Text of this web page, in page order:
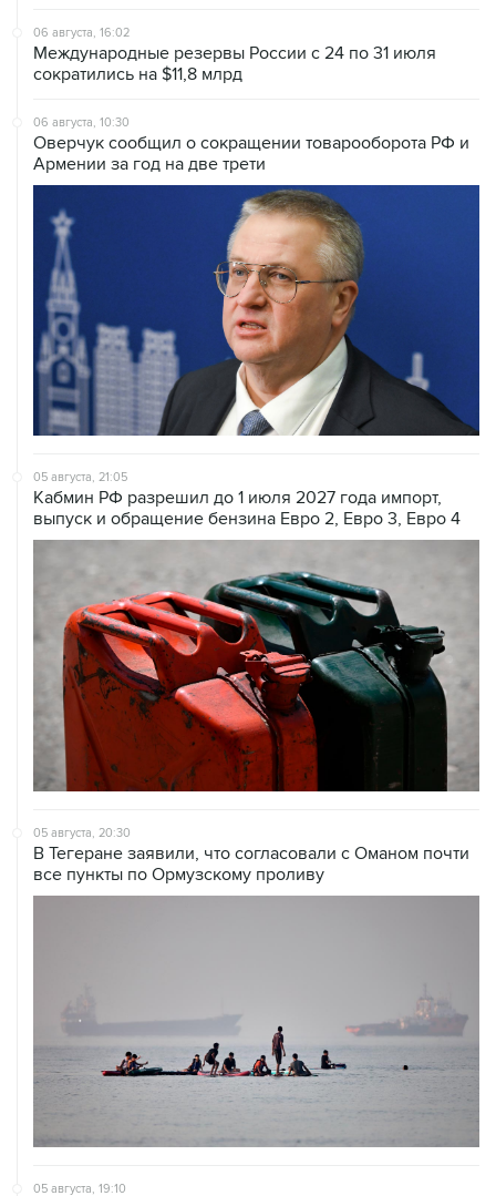
06 августа, 16:02
Международные резервы России с 24 по 31 июля
сократились на $11,8 млрд
06 августа, 10:30
Оверчук сообщил о сокращении товарооборота РФ и
Армении за год на две трети
05 августа, 21:05
Кабмин РФ разрешил до 1 июля 2027 года импорт,
выпуск и обращение бензина Евро 2, Евро 3, Евро 4
05 августа, 20:30
В Тегеране заявили, что согласовали с Оманом почти
все пункты по Ормузскому проливу
05 августа, 19:10